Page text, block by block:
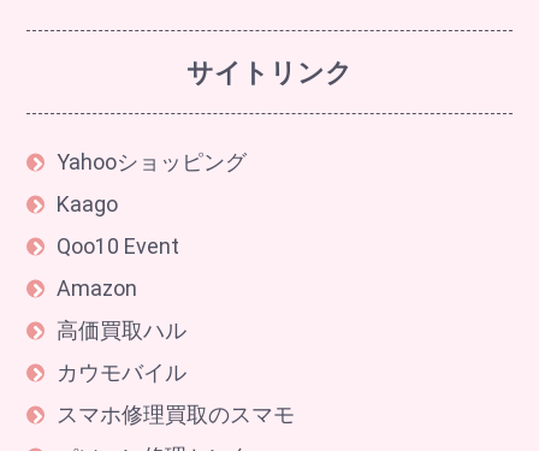
サイトリンク
Yahooショッピング
Kaago
Qoo10 Event
Amazon
高価買取ハル
カウモバイル
スマホ修理買取のスマモ